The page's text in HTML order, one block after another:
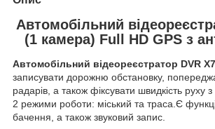
Автомобільний
(1 камера) Full HD GPS з
Автомобільний відеореєстратор DVR X7
записувати дорожню обстановку,
радарів, а також фіксувати швидкість
2 режими роботи: міський та траса.Є
бачення, а також звуковий запис.